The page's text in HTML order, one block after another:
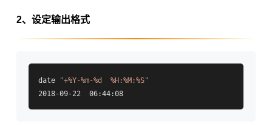
2、设定输出格式
date
"+%Y-%m-%d  %H:%M:%S"
2018-09-22  06:44:08